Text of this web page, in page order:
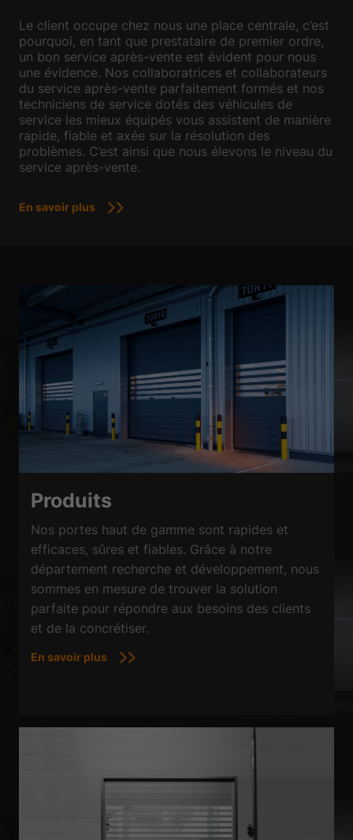
Le client occupe chez nous une place centrale, c’est
pourquoi, en tant que prestataire de premier ordre,
un bon service après-vente est évident pour nous
une évidence. Nos collaboratrices et collaborateurs
du service après-vente parfaitement formés et nos
techniciens de service dotés des véhicules de
service les mieux équipés vous assistent de manière
rapide, fiable et axée sur la résolution des
problèmes. C’est ainsi que nous élevons le niveau du
service après-vente.
En savoir plus
Produits
Nos portes haut de gamme sont rapides et
efficaces, sûres et fiables. Grâce à notre
département recherche et développement, nous
sommes en mesure de trouver la solution
parfaite pour répondre aux besoins des clients
et de la concrétiser.
En savoir plus